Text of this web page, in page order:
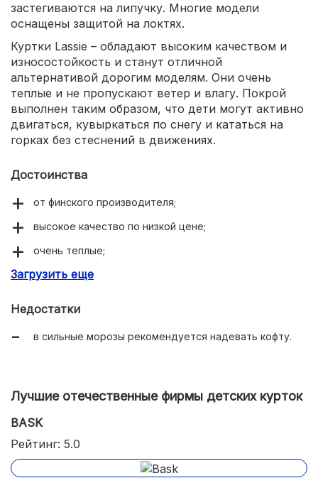
застегиваются на липучку. Многие модели
оснащены защитой на локтях.
Куртки Lassie – обладают высоким качеством и
износостойкость и станут отличной
альтернативой дорогим моделям. Они очень
теплые и не пропускают ветер и влагу. Покрой
выполнен таким образом, что дети могут активно
двигаться, кувыркаться по снегу и кататься на
горках без стеснений в движениях.
Достоинства
от финского производителя;
высокое качество по низкой цене;
очень теплые;
поддерживают комфортную температуру;
Загрузить еще
Недостатки
в сильные морозы рекомендуется надевать кофту.
Лучшие отечественные фирмы детских курток
BASK
Рейтинг: 5.0